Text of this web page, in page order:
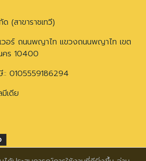
(สาขาราชเทวี)
วอร์ ถนนพญาไท แขวงถนนพญาไท เขต
คร 10400
:: 0105559186294
เดีย